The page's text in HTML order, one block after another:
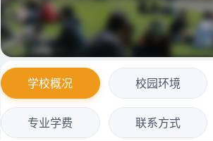
学校概况 校园环境
专业学费 联系方式